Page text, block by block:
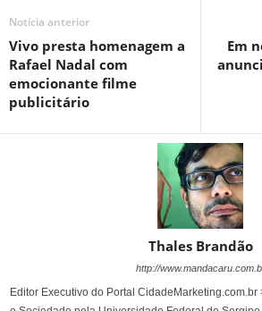
Notícia anterior
Vivo presta homenagem a
Rafael Nadal com
emocionante filme
publicitário
Em
Thales Brandão
http://
Editor Executivo do Portal